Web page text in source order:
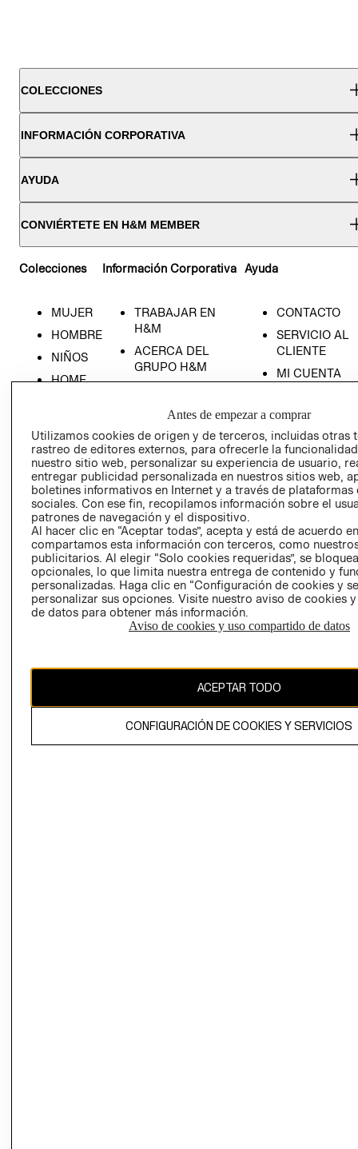
COLECCIONES
INFORMACIÓN CORPORATIVA
AYUDA
CONVIÉRTETE EN H&M MEMBER
Colecciones
MUJER
HOMBRE
NIÑOS
HOME
Información Corporativa
TRABAJAR EN
H&M
ACERCA DEL
GRUPO H&M
RELACIÓN CON
INVERSIONISTAS
POLÍTICA
EMPRESARIAL
Ayuda
CONTACTO
SERVICIO AL
CLIENTE
MI CUENTA
TIENDAS
- RETIRO EN
TIENDA
TÉRMINOS Y
CONDICIONES
AVISO DE
PRIVACIDAD
GIFT CARD
AVISO DE
COOKIES
CAMBIAR REGIÓN
Antes de empezar a comprar
Utilizamos cookies de origen y de terceros, incluidas otras
rastreo de editores externos, para ofrecerle la
nuestro sitio web, personalizar su experiencia de usuario,
entregar publicidad personalizada en nuestros sitios web,
boletines informativos en Internet y a través de plataformas
sociales. Con ese fin, recopilamos información sobre el
patrones de navegación y el dispositivo.
Al hacer clic en “Aceptar todas”, acepta y está de acuerdo
compartamos esta información con terceros, como
publicitarios. Al elegir “Solo cookies requeridas”, se
opcionales, lo que limita nuestra entrega de contenido y
personalizadas. Haga clic en “Configuración de cookies y
personalizar sus opciones. Visite nuestro aviso de cookies
de datos para obtener más información.
Aviso de cookies y uso compartido de datos
ACEPTAR TODO
CONFIGURACIÓN DE COOKIES Y SERVICIOS